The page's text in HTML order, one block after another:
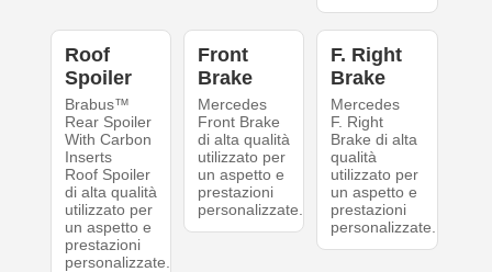
Roof
Spoiler
Brabus™
Rear Spoiler
With Carbon
Inserts
Roof Spoiler
di alta qualità
utilizzato per
un aspetto e
prestazioni
personalizzate.
Front
Brake
Mercedes
Front Brake
di alta qualità
utilizzato per
un aspetto e
prestazioni
personalizzate.
F. Right
Brake
Mercedes
F. Right
Brake di alta
qualità
utilizzato per
un aspetto e
prestazioni
personalizzate.